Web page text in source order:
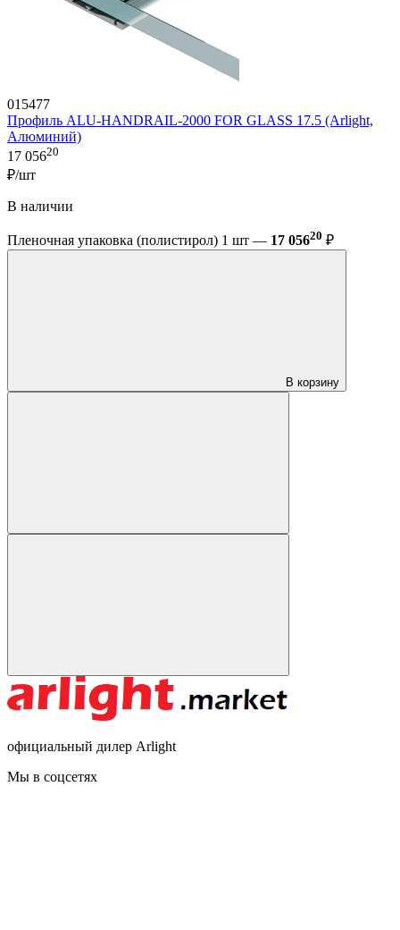
015477
Профиль ALU-HANDRAIL-2000 FOR GLASS 17.5 (Arlight,
Алюминий)
17 05620
₽/шт
В наличии
Пленочная упаковка (полистирол) 1 шт — 17 05620 ₽
В корзину
официальный дилер Arlight
Мы в соцсетях